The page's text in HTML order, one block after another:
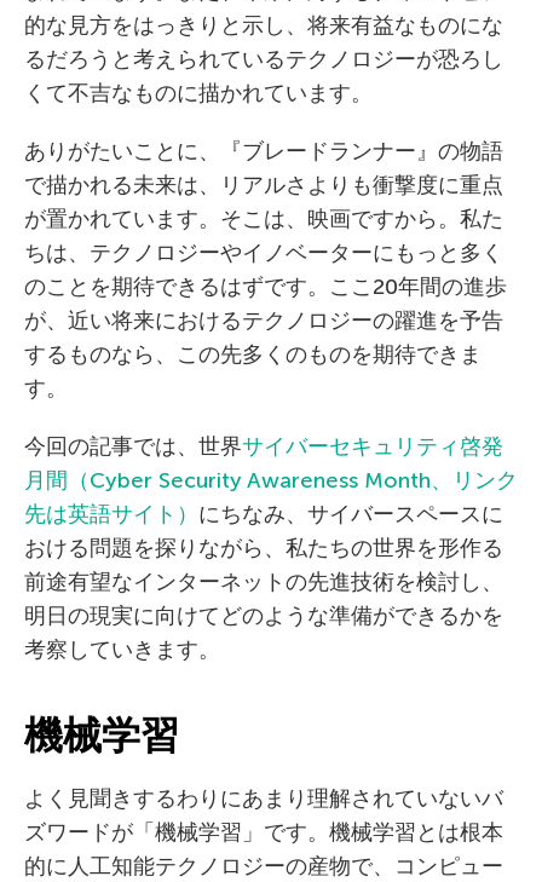
的な見方をはっきりと示し、将来有益なものにな
るだろうと考えられているテクノロジーが恐ろし
くて不吉なものに描かれています。
ありがたいことに、『ブレードランナー』の物語
で描かれる未来は、リアルさよりも衝撃度に重点
が置かれています。そこは、映画ですから。私た
ちは、テクノロジーやイノベーターにもっと多く
のことを期待できるはずです。ここ20年間の進歩
が、近い将来におけるテクノロジーの躍進を予告
するものなら、この先多くのものを期待できま
す。
今回の記事では、世界サイバーセキュリティ啓発
月間（Cyber Security Awareness Month、リンク
先は英語サイト） にちなみ、サイバースペースに
おける問題を探りながら、私たちの世界を形作る
前途有望なインターネットの先進技術を検討し、
明日の現実に向けてどのような準備ができるかを
考察していきます。
機械学習
よく見聞きするわりにあまり理解されていないバ
ズワードが「機械学習」です。機械学習とは根本
的に人工知能テクノロジーの産物で、コンピュー